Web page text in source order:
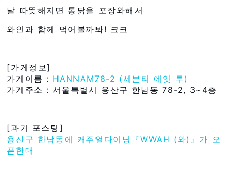
날 따뜻해지면 통닭을 포장와해서
와인과 함께 먹어볼까봐! 크크
[가게정보]
가게이름 : HANNAM78-2 (세븐티 에잇 투)
가게주소 : 서울특별시 용산구 한남동 78-2, 3~4층
[과거 포스팅]
용산구 한남동에 캐주얼다이닝『WWAH (와)』가 오
픈한대